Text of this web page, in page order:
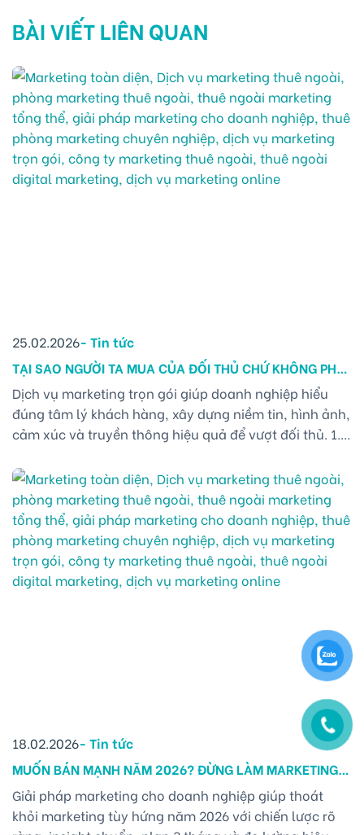
BÀI VIẾT LIÊN QUAN
25.02.2026- Tin tức
TẠI SAO NGƯỜI TA MUA CỦA ĐỐI THỦ CHỨ KHÔNG PHẢI
BẠN? VẤN ĐỀ NẰM Ở CÁCH TRUYỀN THÔNG – GÓC
NHÌN TỪ DỊCH VỤ MARKETING TRỌN GÓI
Dịch vụ marketing trọn gói giúp doanh nghiệp hiểu
đúng tâm lý khách hàng, xây dựng niềm tin, hình ảnh,
cảm xúc và truyền thông hiệu quả để vượt đối thủ. 1.
TIN TRONG CHIẾN LƯỢC MARKETING TOÀN DIỆN VÀ
DỊCH VỤ MARKETING TRỌN [...]
18.02.2026- Tin tức
MUỐN BÁN MẠNH NĂM 2026? ĐỪNG LÀM MARKETING
KIỂU “TÙY HỨNG”
Giải pháp marketing cho doanh nghiệp giúp thoát
khỏi marketing tùy hứng năm 2026 với chiến lược rõ